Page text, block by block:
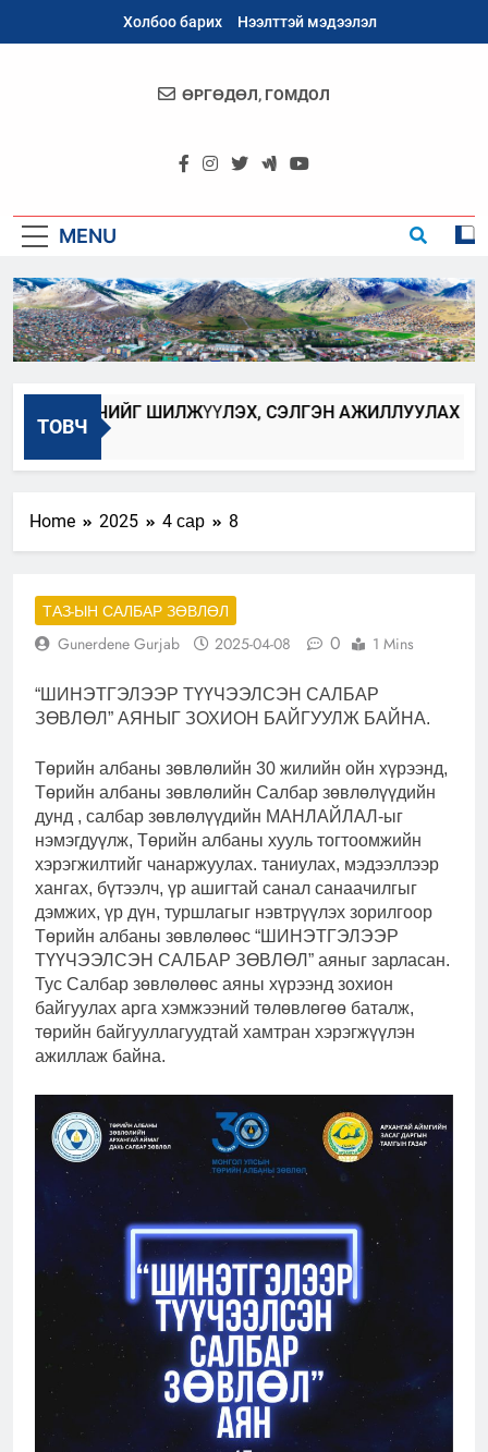
Холбоо барих Нээлттэй мэдээлэл
Архангай
ӨРГӨДӨЛ, ГОМДОЛ
MENU
ТОВЧ
ХААГЧИЙГ ШИЛЖҮҮЛЭХ, СЭЛГЭН АЖИЛЛУУЛАХ ЗАР
Home 2025 4 сар 8
ТАЗ-ЫН САЛБАР ЗӨВЛӨЛ
Gunerdene Gurjab
2025-04-08 0 1 Mins
“ШИНЭТГЭЛЭЭР ТҮҮЧЭЭЛСЭН САЛБАР
ЗӨВЛӨЛ” АЯНЫГ ЗОХИОН БАЙГУУЛЖ БАЙНА.
Төрийн албаны зөвлөлийн 30 жилийн ойн хүрээнд,
Төрийн албаны зөвлөлийн Салбар зөвлөлүүдийн
дунд , салбар зөвлөлүүдийн МАНЛАЙЛАЛ-ыг
нэмэгдуүлж, Төрийн албаны хууль тогтоомжийн
хэрэгжилтийг чанаржуулах. таниулах, мэдээллээр
хангах, бүтээлч, үр ашигтай санал санаачилгыг
дэмжих, үр дүн, туршлагыг нэвтрүүлэх зорилгоор
Төрийн албаны зөвлөлөөс “ШИНЭТГЭЛЭЭР
ТҮҮЧЭЭЛСЭН САЛБАР ЗӨВЛӨЛ” аяныг зарласан.
Тус Салбар зөвлөлөөс аяны хүрээнд зохион
байгуулах арга хэмжээний төлөвлөгөө баталж,
төрийн байгууллагуудтай хамтран хэрэгжүүлэн
ажиллаж байна.